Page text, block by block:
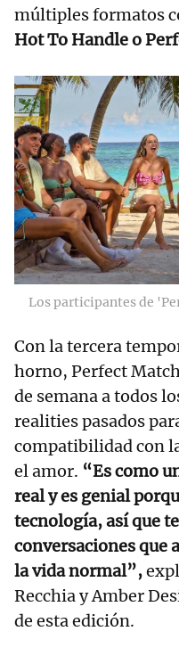
múltiples formatos
Hot To Handle o
Los participantes de
Con la tercera
horno, Perfect
de semana a todos
realities pasados
compatibilidad con
el amor. “Es como
real y es genial
tecnología, así que
conversaciones que
la vida normal”,
Recchia y Amber
de esta edición.